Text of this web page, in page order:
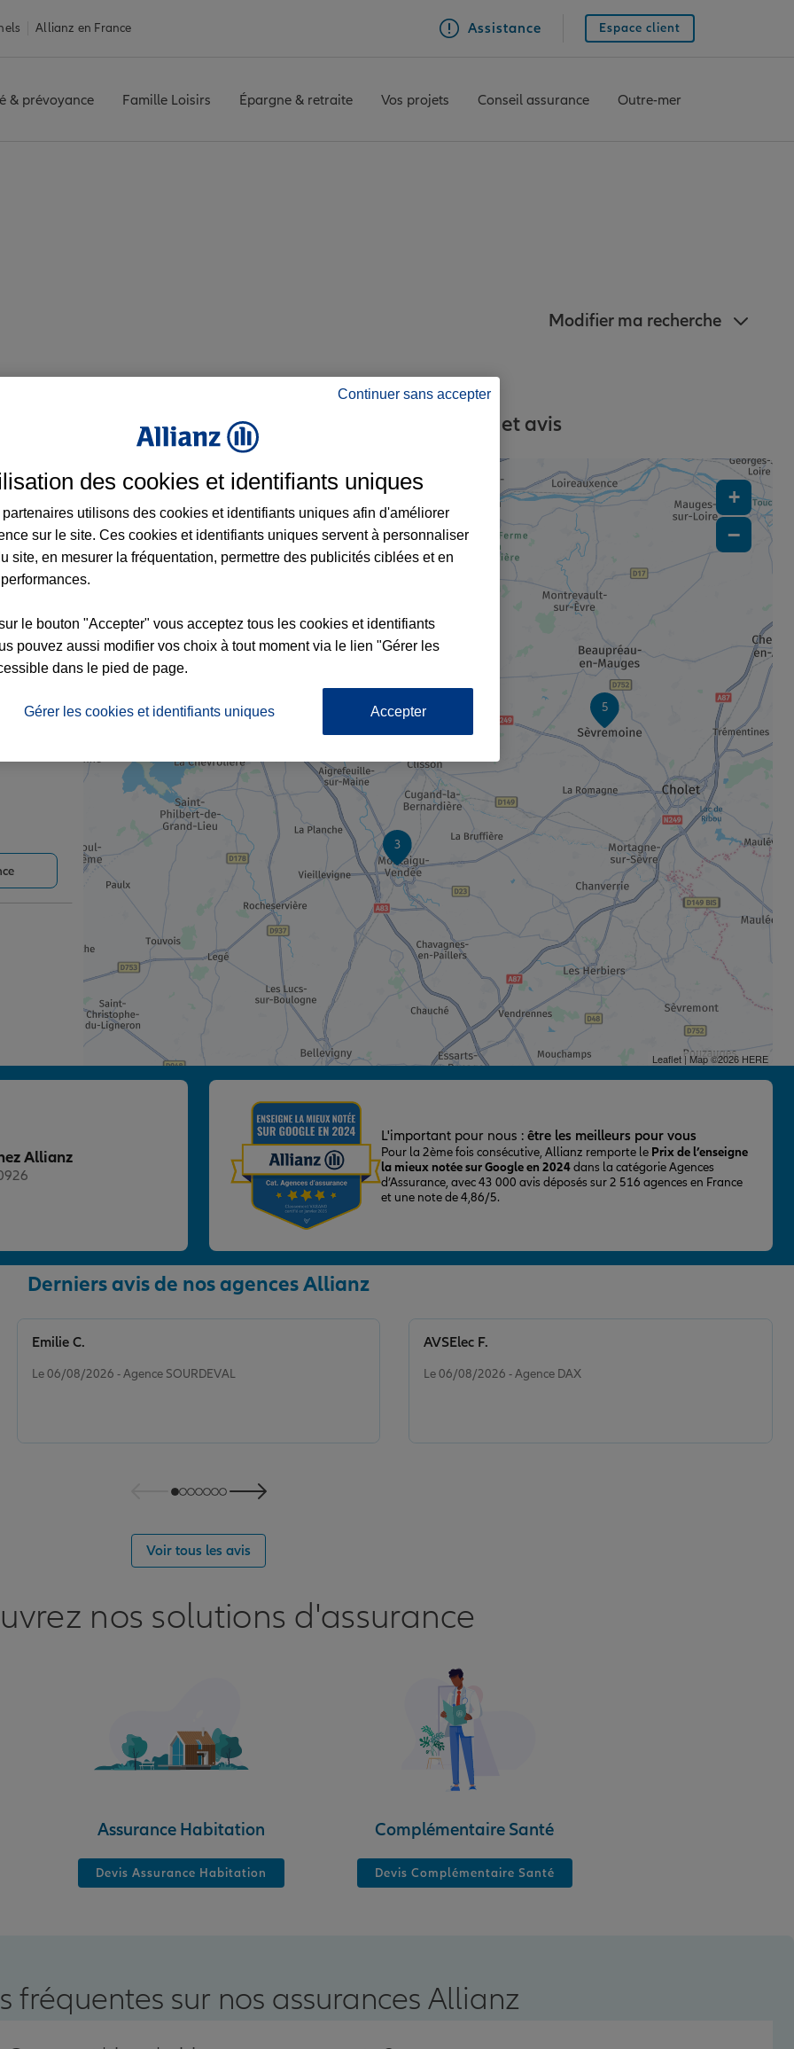
Allianz en France Assistance Espace client
& prévoyance Famille Loisirs Épargne & retraite Vos projets Conseil assurance Outre-mer
Modifier ma recherche
à Clisson et aux alentours : adresses, contacts et avis
5
3
1
+
−
Leaflet| Map ©2026 HERE
Allianz
L'important pour nous : être les meilleurs pour vous
Pour la 2ème fois consécutive, Allianz remporte le Prix de l’enseigne
la mieux notée sur Google en 2024dans la catégorie Agences
d’Assurance, avec 43 000 avis déposés sur 2 516 agences en France
et une note de 4,86/5.
Derniers avis de nos agences Allianz
Le 06/08/2026 - Agence SOURDEVAL
Emilie C.
Le 06/08/2026 - Agence DAX
AVSElec F.
Voir tous les avis
nos solutions d'assurance
Assurance Habitation
Devis Assurance Habitation
Complémentaire Santé
Devis Complémentaire Santé
fréquentes sur nos assurances Allianz
Continuer sans accepter
des cookies et identifiants uniques
partenaires utilisons des cookies et identifiants uniques afin d'améliorer
sur le site. Ces cookies et identifiants uniques servent à personnaliser
site, en mesurer la fréquentation, permettre des publicités ciblées et en
le bouton "Accepter" vous acceptez tous les cookies et identifiants
pouvez aussi modifier vos choix à tout moment via le lien "Gérer les
dans le pied de page.
Gérer les cookies et identifiants uniques Accepter